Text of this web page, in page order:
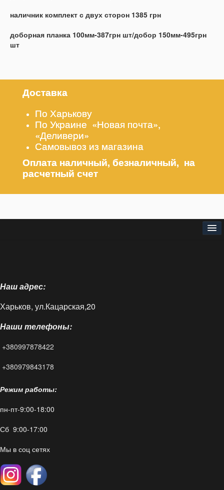
наличник комплект с двух сторон 1385 грн
доборная планка 100мм-387грн шт/добор 150мм-495грн
шт
Доставка
По Харькову
По Украине «Новая почта»,
«Деливери»
Самовывоз из магазина
Оплата наличный, безналичный, на
расчетный счет
Доставка и оплата
Блог
FAQ
Контакты
Наш адрес:
Харьков, ул.Кацарская,20
Наши телефоны:
+380997878422
+380979843178
Режим работы:
пн-пт-9:00-18:00
Сб 9:00-17:00
Мы в соц сетях